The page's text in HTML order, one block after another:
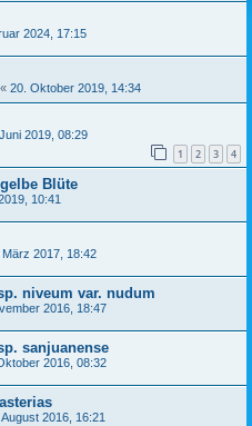
2024, 17:15
« 20. Oktober 2019, 14:34
2019, 08:29
1 2 3 4
Blüte
10:41
März 2017, 18:42
niveum var. nudum
2016, 18:47
sanjuanense
2016, 08:32
2016, 16:21